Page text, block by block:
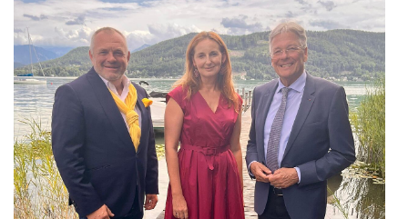
Ketchum GmbH
Kinderwunschzentrum
Kostenwahrheit
Kyndryl
LWND
Mastercard